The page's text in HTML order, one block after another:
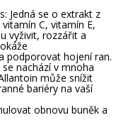
Jedná se o extrakt z
C, vitamín E,
vyživit, rozzářit a
podporovat hojení ran.
nachází v mnoha
může snížit
bariéry na vaší
obnovu buněk a